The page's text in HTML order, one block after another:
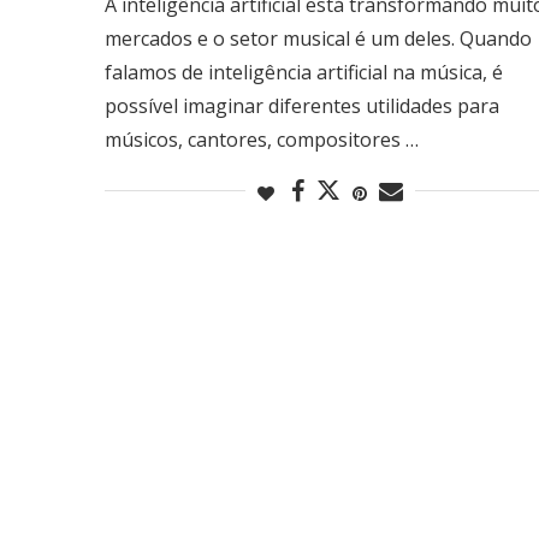
mercados e o setor musical é um deles. Quando
falamos de inteligência artificial na música, é
possível imaginar diferentes utilidades para
músicos, cantores, compositores …